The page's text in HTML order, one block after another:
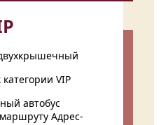
VIP
автобус
Адрес-